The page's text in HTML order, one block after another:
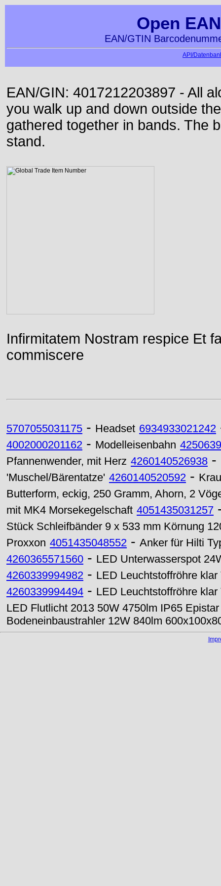
Open
EAN/GTIN
API/
EAN/GIN: 4017212203897 - All
you walk up and down outside
gathered together in bands. The
stand.
Infirmitatem Nostram respice Et
commiscere
5707055031175 - Headset 6934933021242
4002000201162 - Modelleisenbahn
Pfannenwender, mit Herz 4260140526938 -
'Muschel/Bärentatze' 4260140520592 -
Butterform, eckig, 250 Gramm, Ahorn, 2
mit MK4 Morsekegelschaft 4051435031257
Stück Schleifbänder 9 x 533 mm Körnung
Proxxon 4051435048552 - Anker für Hilti
4260365571560 - LED Unterwasserspot
4260339994982 - LED Leuchtstoffröhre
4260339994494 - LED Leuchtstoffröhre
LED Flutlicht 2013 50W 4750lm IP65
Bodeneinbaustrahler 12W 840lm